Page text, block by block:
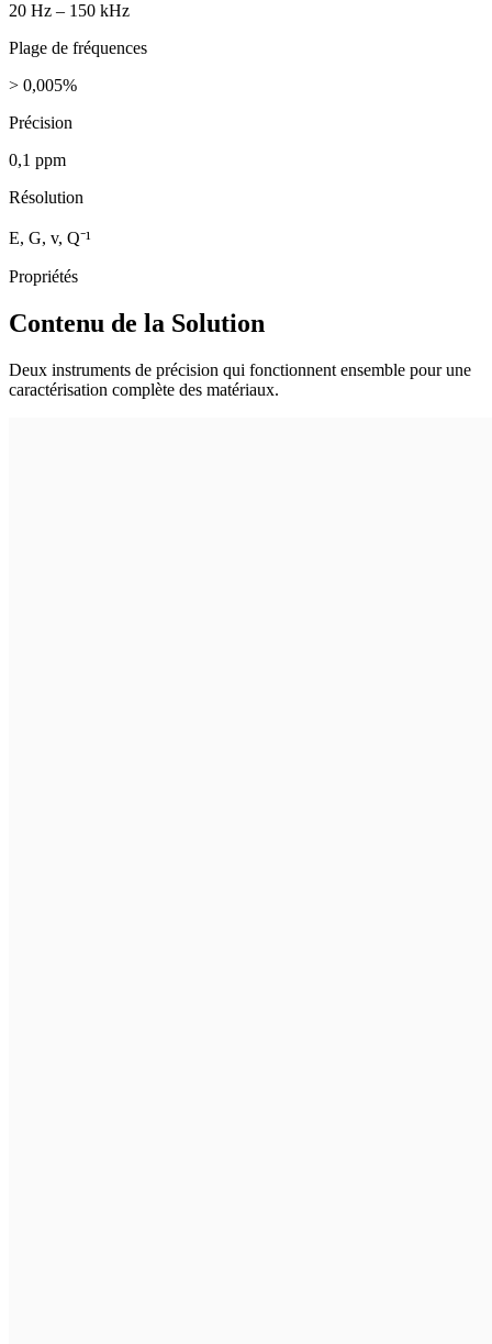
20 Hz – 150 kHz
Plage de fréquences
> 0,005%
Précision
0,1 ppm
Résolution
E, G, v, Q⁻¹
Propriétés
Contenu de la Solution
Deux instruments de précision qui fonctionnent ensemble pour une
caractérisation complète des matériaux.